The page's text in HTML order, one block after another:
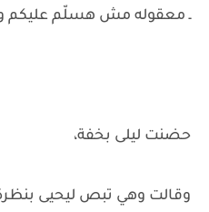
ـ معقوله مش هسلّم عليكم
حضنت ليلى بخفة،
وقالت وهي تبص ليحيى